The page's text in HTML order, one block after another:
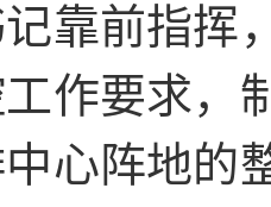
靠前指挥
作要求，
心阵地的